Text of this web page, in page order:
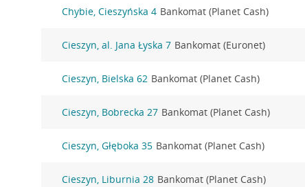
Chybie, Cieszyńska 4 Bankomat (Planet Cash)
Cieszyn, al. Jana Łyska 7 Bankomat (Euronet)
Cieszyn, Bielska 62 Bankomat (Planet Cash)
Cieszyn, Bobrecka 27 Bankomat (Planet Cash)
Cieszyn, Głęboka 35 Bankomat (Planet Cash)
Cieszyn, Liburnia 28 Bankomat (Planet Cash)